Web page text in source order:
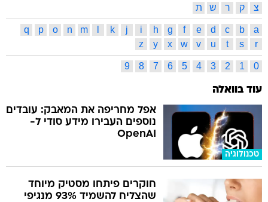
צ
ק ר ש ת
a
b
c
d
e
f
g
h
i
j
k
m
n
o
p
q
r
s
t
u
v
w
x
y
z
0
1
2
3
4
5
6
7
8
9
עוד בוואלה
טכנולוגיה
אפל מחריפה את המאבק: עובדים
נוספים העבירו מידע סודי ל-
OpenAI
חוקרים פיתחו מסטיק מיוחד
שהצליח להשמיד 93% מנגיפי